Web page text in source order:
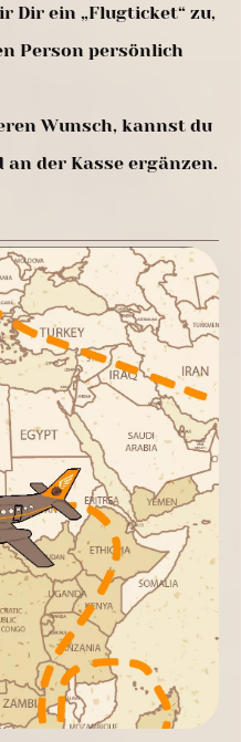
Dir ein „Flugticket“ zu,
Person persönlich
Wunsch, kannst du
der Kasse ergänzen.